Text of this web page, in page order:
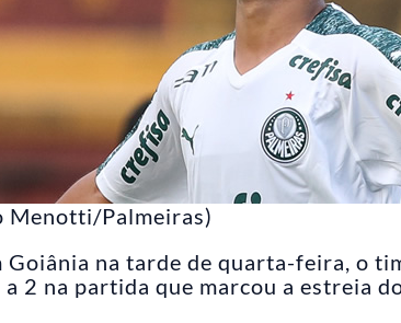
Menotti/Palmeiras)
Goiânia na tarde de quarta-feira, o
2 na partida que marcou a estreia